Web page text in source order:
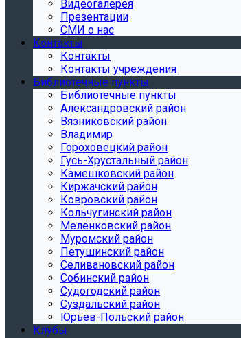
Видеогалерея
Презентации
СМИ о нас
Контакты
Контакты
Контакты учреждения
Библиотечные пункты
Библиотечные пункты
Александровский район
Вязниковский район
Владимир
Гороховецкий район
Гусь-Хрустальный район
Камешковский район
Киржачский район
Ковровский район
Кольчугинский район
Меленковский район
Муромский район
Петушинский район
Селивановский район
Собинский район
Судогодский район
Суздальский район
Юрьев-Польский район
Клубы